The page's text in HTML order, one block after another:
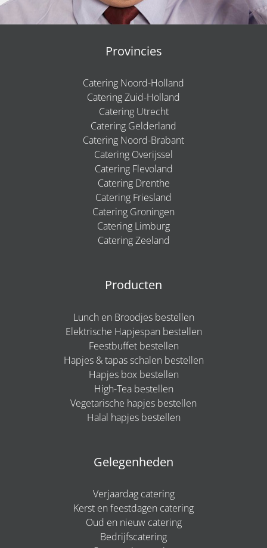
Provincies
Catering Noord-Holland
Catering Zuid-Holland
Catering Utrecht
Catering Gelderland
Catering Noord-Brabant
Catering Overijssel
Catering Flevoland
Catering Drenthe
Catering Friesland
Catering Groningen
Catering Limburg
Catering Zeeland
Producten
Lunch en Broodjes bestellen
Elektrische Hapjespan bestellen
Feestbuffet bestellen
Hapjes & tapas schalen bestellen
Hapjes box bestellen
High-Tea bestellen
Vegetarische hapjes bestellen
Halal hapjes bestellen
Gelegenheden
Verjaardag catering
Kerst en feestdagen catering
Oud en nieuw catering
Bedrijfscatering